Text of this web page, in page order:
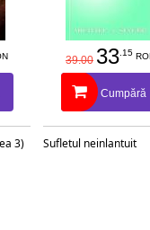
3)
39.00 33 .15
Cumpără
Sufletul neinlantuit